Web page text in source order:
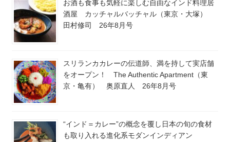
お酒も食事も気軽に楽しむ自由なインド料理居
酒屋 カッチャルバッチャル（東京・大塚）
田村修司 26年8月号
スリランカカレーの伝道師、満を持して実店舗
をオープン！ The Authentic Apartment（東
京・亀有） 奥原直人 26年8月号
“インド＝カレー”の概念を覆し日本の旬の食材
も取り入れる進化系モダンインディアン